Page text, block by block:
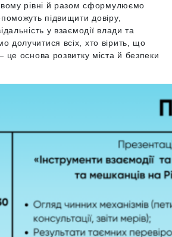
рівні й разом сформулюємо
підвищити довіру,
у взаємодії влади та
долучитися всіх, хто вірить, що
це основа розвитку міста й безпеки